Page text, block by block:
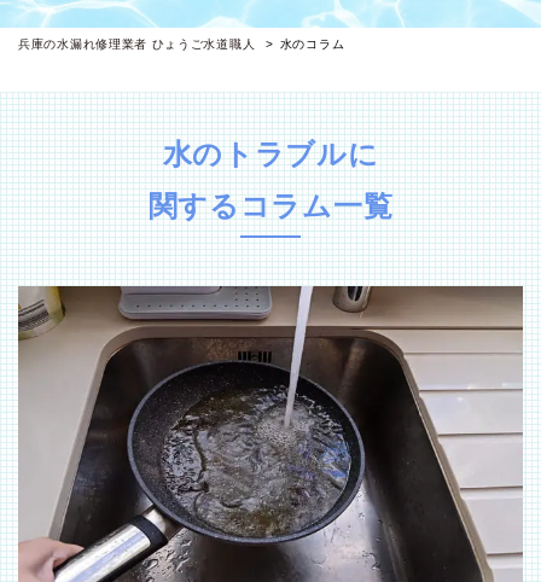
兵庫の水漏れ修理業者 ひょうご水道職人 水のコラム
水のトラブルに
関するコラム一覧